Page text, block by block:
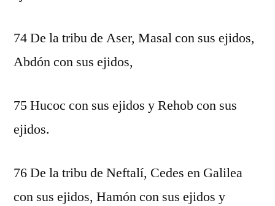
74 De la tribu de Aser, Masal con sus ejidos,
Abdón con sus ejidos,
75 Hucoc con sus ejidos y Rehob con sus
ejidos.
76 De la tribu de Neftalí, Cedes en Galilea
con sus ejidos, Hamón con sus ejidos y